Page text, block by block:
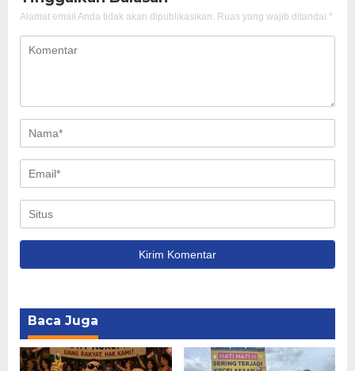
Alamat email Anda tidak akan dipublikasikan. Ruas yang wajib ditandai *
Baca Juga